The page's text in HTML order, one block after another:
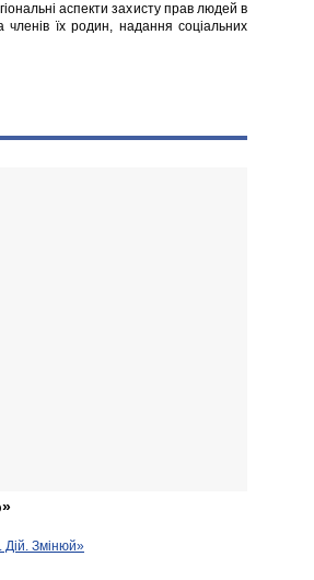
аспекти захисту прав людей в
їх родин, надання соціальних
Дій. Змінюй»